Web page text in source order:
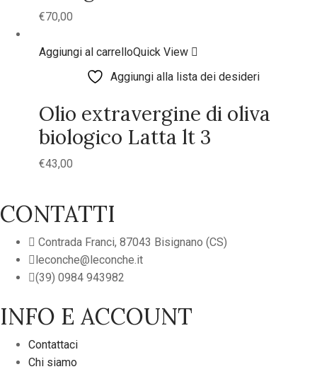
€70,00
Aggiungi al carrelloQuick View
Aggiungi alla lista dei desideri
Olio extravergine di oliva
biologico Latta lt 3
€43,00
CONTATTI
Contrada Franci, 87043 Bisignano (CS)
leconche@leconche.it
(39) 0984 943982
INFO E ACCOUNT
Contattaci
Chi siamo